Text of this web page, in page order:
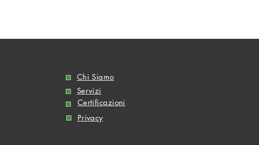
Chi Siamo
Servizi
Certificazioni
Privacy